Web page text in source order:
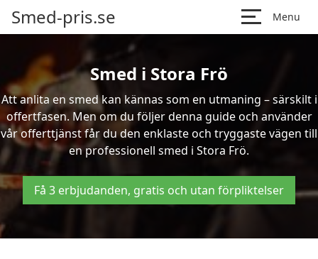
Smed-pris.se Menu
Smed i Stora Frö
Att anlita en smed kan kännas som en utmaning – särskilt i
offertfasen. Men om du följer denna guide och använder
vår offerttjänst får du den enklaste och tryggaste vägen till
en professionell smed i Stora Frö.
Få 3 erbjudanden, gratis och utan förpliktelser